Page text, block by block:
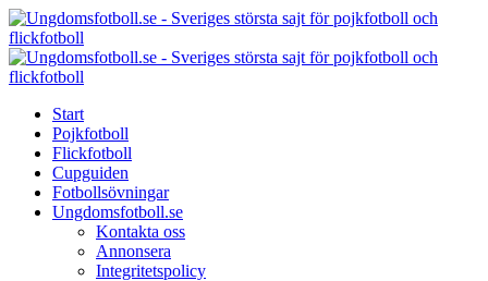
Menu
Search
Menu
Start
Pojkfotboll
Flickfotboll
Cupguiden
Fotbollsövningar
Ungdomsfotboll.se
Kontakta oss
Annonsera
Integritetspolicy